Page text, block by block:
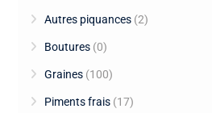
Autres piquances (2)
Boutures (0)
Graines (100)
Piments frais (17)